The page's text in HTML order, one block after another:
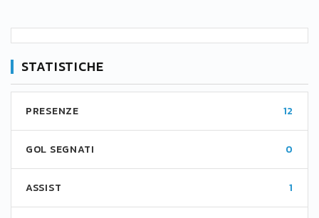
STATISTICHE
PRESENZE 12
GOL SEGNATI 0
ASSIST 1